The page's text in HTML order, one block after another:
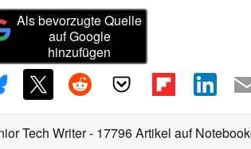
Als bevorzugte Quelle
auf Google
hinzufügen
Tech Writer- 17796 Artikel auf